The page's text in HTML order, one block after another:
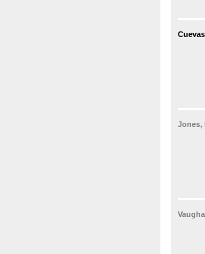
Jones,